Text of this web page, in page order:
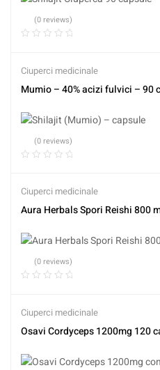
(0 reviews)
Ciuperci medicinale
Mumio – 40% acizi fulvici – 90
(0 reviews)
Ciuperci medicinale
Aura Herbals Spori Reishi 800
(0 reviews)
Ciuperci medicinale
Osavi Cordyceps 1200mg 120